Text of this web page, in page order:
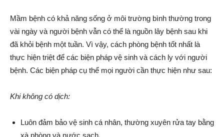
Mầm bệnh có khả năng sống ở môi trường bình thường trong
vài ngày và người bệnh vẫn có thể là nguồn lây bệnh sau khi
đã khỏi bệnh một tuần. Vì vậy, cách phòng bệnh tốt nhất là
thực hiện triệt để các biện pháp vệ sinh và cách ly với người
bệnh. Các biện pháp cụ thể mọi người cần thực hiện như sau:
Khi không có dịch:
Luôn đảm bảo vệ sinh cá nhân, thường xuyên rửa tay bằng
xà phòng và nước sạch.